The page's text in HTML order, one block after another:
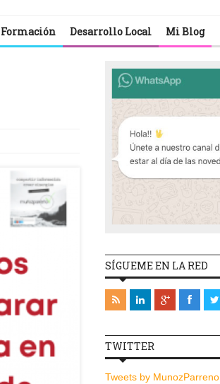
Formación Desarrollo Local Mi Blog
SÍGUEME EN LA RED
TWITTER
Tweets by MunozParreno